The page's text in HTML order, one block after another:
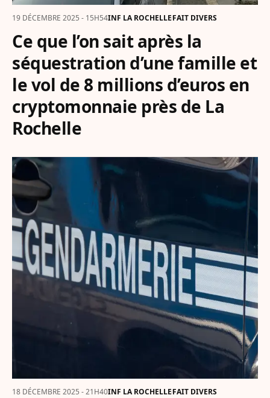
19 DÉCEMBRE 2025 - 15H54INF LA ROCHELLEFAIT DIVERS
Ce que l’on sait après la
séquestration d’une famille et
le vol de 8 millions d’euros en
cryptomonnaie près de La
Rochelle
18 DÉCEMBRE 2025 - 21H40INF LA ROCHELLEFAIT DIVERS